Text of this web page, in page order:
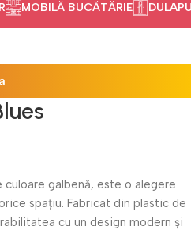
MOBILĂ BUCĂTĂRIE
culoare galbenă, este o alegere
spațiu. Fabricat din plastic de
cu un design modern și